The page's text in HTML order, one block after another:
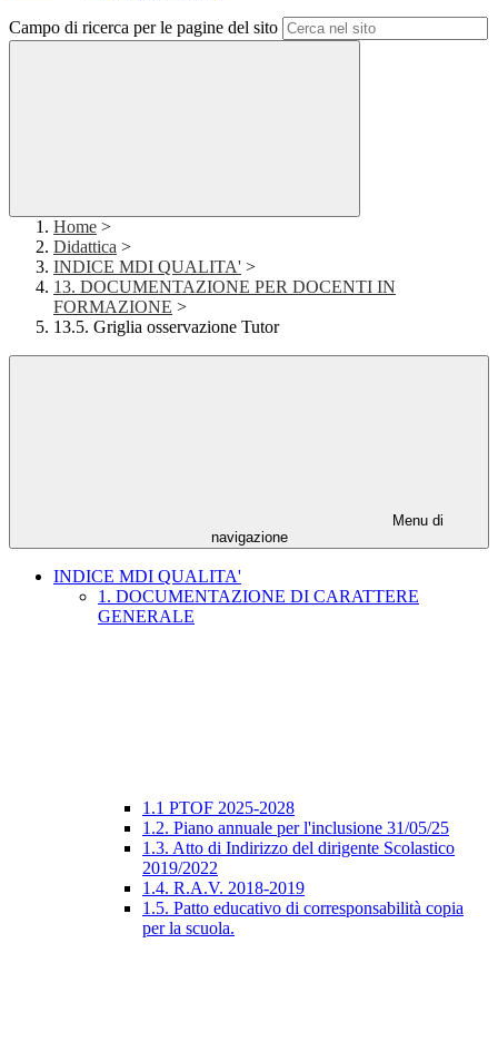
Campo di ricerca per le pagine del sito
Home >
Didattica >
INDICE MDI QUALITA' >
13. DOCUMENTAZIONE PER DOCENTI IN
FORMAZIONE >
13.5. Griglia osservazione Tutor
Menu di
navigazione
INDICE MDI QUALITA'
1. DOCUMENTAZIONE DI CARATTERE
GENERALE
1.1 PTOF 2025-2028
1.2. Piano annuale per l'inclusione 31/05/25
1.3. Atto di Indirizzo del dirigente Scolastico
2019/2022
1.4. R.A.V. 2018-2019
1.5. Patto educativo di corresponsabilità copia
per la scuola.